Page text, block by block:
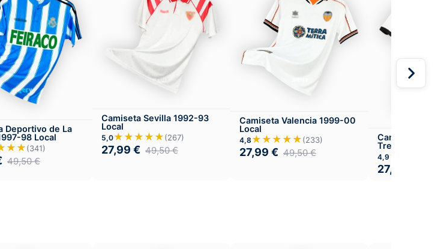
Deportivo de La
98 Local
(341)
49,50€
Camiseta Sevilla 1992-93
Local
5,0★★★★★(267)
27,99 € 49,50€
Camiseta Valencia 1999-00
Local
4,8 ★★★★★(233)
27,99 € 49,50€
Camiseta
Tres Estrellas
4,9
27,99